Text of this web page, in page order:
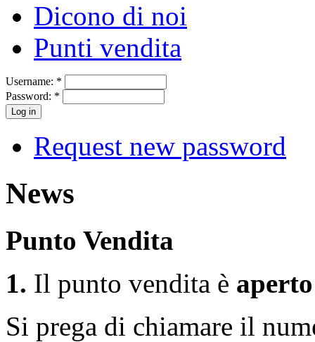
Dicono di noi
Punti vendita
Username: *
Password: *
Request new password
News
Punto Vendita
1. Il punto vendita è
Si prega di chiamare il